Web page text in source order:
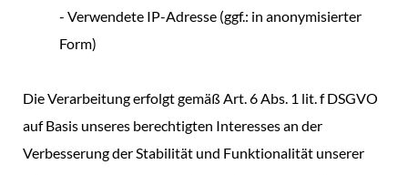
- Verwendete IP-Adresse (ggf.: in anonymisierter
Form)
Die Verarbeitung erfolgt gemäß Art. 6 Abs. 1 lit. f DSGVO
auf Basis unseres berechtigten Interesses an der
Verbesserung der Stabilität und Funktionalität unserer